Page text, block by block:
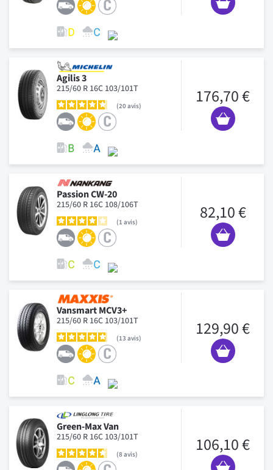
Agilis 3
215/60 R 16C 103/101T
20avis 176,70 €
Passion CW-20
215/60 R 16C 108/106T
1 avis 82,10 €
Vansmart MCV3+
215/60 R 16C 103/101T
13 avis 129,90 €
Green-Max Van
215/60 R 16C 103/101T
8 avis 106,10 €